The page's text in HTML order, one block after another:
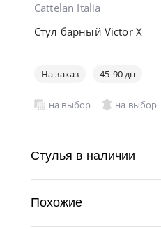
Cattelan Italia
Стул барный Victor X
На заказ 45-90 дн
на выбор на выбор
Стулья в наличии
Похожие